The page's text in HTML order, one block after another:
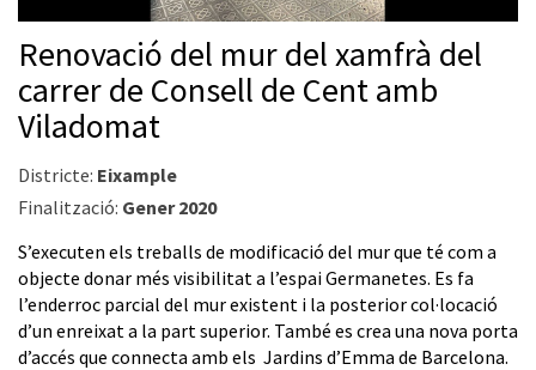
Renovació del mur del xamfrà del
carrer de Consell de Cent amb
Viladomat
Districte: Eixample
Finalització: Gener 2020
S’executen els treballs de modificació del mur que té com a
objecte donar més visibilitat a l’espai Germanetes. Es fa
l’enderroc parcial del mur existent i la posterior col·locació
d’un enreixat a la part superior. També es crea una nova porta
d’accés que connecta amb els Jardins d’Emma de Barcelona.